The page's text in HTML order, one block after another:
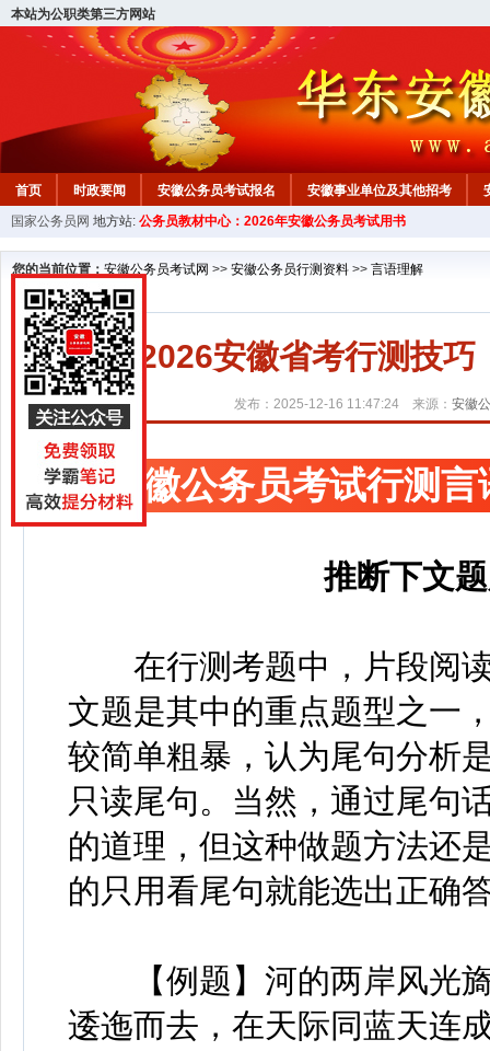
本站为公职类第三方网站
首页 时政要闻 安徽公务员考试报名 安徽事业单位及其他招考
安徽公务员行测试题 在线咨询 教材中心
国家公务员网 地方站: 公务员教材中心：2026年安徽公务员考试用书
您的当前位置： 安徽公务员考试网 >> 安徽公务员行测资料 >> 言语理解
2026安徽省考行测技
发布：2025-12-16 11:47:24 来源： 安徽
安徽公务员考试行测言
推断下文
在行测考题中，片段阅读
文题是其中的重点题型之一
较简单粗暴，认为尾句分析
只读尾句。当然，通过尾句
的道理，但这种做题方法还
的只用看尾句就能选出正确
【例题】河的两岸风光旖
逶迤而去，在天际同蓝天连